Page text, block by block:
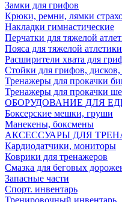
Замки для грифов
Крюки, ремни, лямки
Накладки гимнастические
Перчатки для тяжелой
Пояса для тяжелой атлетики
Расширители хвата для
Стойки для грифов, дисков,
Тренажеры для прокачки
Тренажеры для прокачки
ОБОРУДОВАНИЕ ДЛЯ
Боксерские мешки, груши
Манекены, боксмены
АКСЕССУАРЫ ДЛЯ
Кардиодатчики, мониторы
Коврики для тренажеров
Смазка для беговых
Запасные части
Спорт. инвентарь
Тренировочный инвентарь